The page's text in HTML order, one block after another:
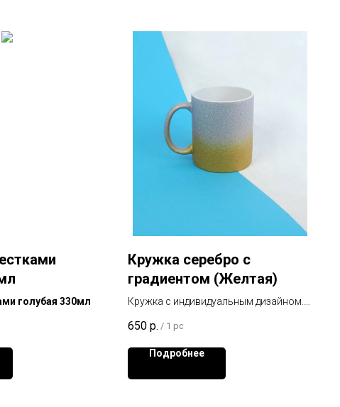
голубая 330мл
Кружка серебро с
градиентом (Желтая)
Кружка с индивидуальным дизайном.
650 р. / 1 pc
Подробнее